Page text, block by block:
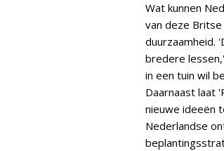
Wat kunnen
van deze
duurzaamheid.
bredere
in een tuin wil
Daarnaast laat
nieuwe ideeën
Nederlandse